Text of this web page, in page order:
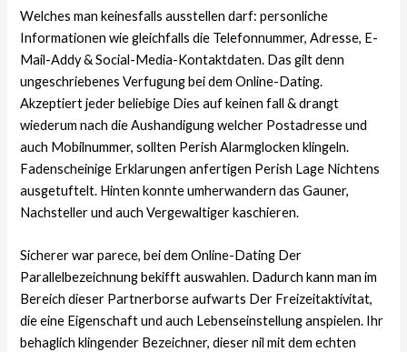
Welches man keinesfalls ausstellen darf: personliche
Informationen wie gleichfalls die Telefonnummer, Adresse, E-
Mail-Addy & Social-Media-Kontaktdaten. Das gilt denn
ungeschriebenes Verfugung bei dem Online-Dating.
Akzeptiert jeder beliebige Dies auf keinen fall & drangt
wiederum nach die Aushandigung welcher Postadresse und
auch Mobilnummer, sollten Perish Alarmglocken klingeln.
Fadenscheinige Erklarungen anfertigen Perish Lage Nichtens
ausgetuftelt. Hinten konnte umherwandern das Gauner,
Nachsteller und auch Vergewaltiger kaschieren.
Sicherer war parece, bei dem Online-Dating Der
Parallelbezeichnung bekifft auswahlen. Dadurch kann man im
Bereich dieser Partnerborse aufwarts Der Freizeitaktivitat,
die eine Eigenschaft und auch Lebenseinstellung anspielen. Ihr
behaglich klingender Bezeichner, dieser nil mit dem echten